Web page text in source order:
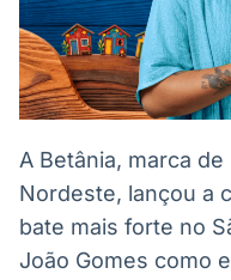
Soluções de Dados
e Conteúdos
A Betânia, marca
Nordeste, lançou a
bate mais forte no
João Gomes como